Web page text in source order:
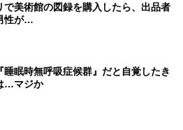
で美術館の図録を購入したら、出品者
性が…
睡眠時無呼吸症候群』だと自覚したき
…マジか